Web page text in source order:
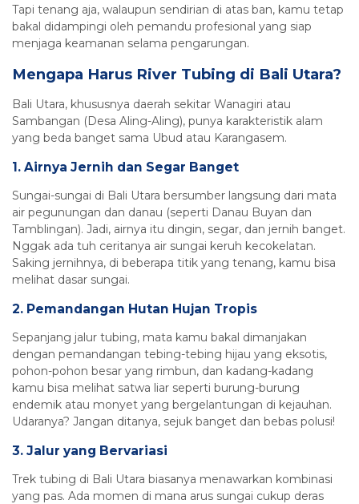
Tapi tenang aja, walaupun sendirian di atas ban, kamu tetap
bakal didampingi oleh pemandu profesional yang siap
menjaga keamanan selama pengarungan.
Mengapa Harus River Tubing di Bali Utara?
Bali Utara, khususnya daerah sekitar Wanagiri atau
Sambangan (Desa Aling-Aling), punya karakteristik alam
yang beda banget sama Ubud atau Karangasem.
1. Airnya Jernih dan Segar Banget
Sungai-sungai di Bali Utara bersumber langsung dari mata
air pegunungan dan danau (seperti Danau Buyan dan
Tamblingan). Jadi, airnya itu dingin, segar, dan jernih banget.
Nggak ada tuh ceritanya air sungai keruh kecokelatan.
Saking jernihnya, di beberapa titik yang tenang, kamu bisa
melihat dasar sungai.
2. Pemandangan Hutan Hujan Tropis
Sepanjang jalur tubing, mata kamu bakal dimanjakan
dengan pemandangan tebing-tebing hijau yang eksotis,
pohon-pohon besar yang rimbun, dan kadang-kadang
kamu bisa melihat satwa liar seperti burung-burung
endemik atau monyet yang bergelantungan di kejauhan.
Udaranya? Jangan ditanya, sejuk banget dan bebas polusi!
3. Jalur yang Bervariasi
Trek tubing di Bali Utara biasanya menawarkan kombinasi
yang pas. Ada momen di mana arus sungai cukup deras